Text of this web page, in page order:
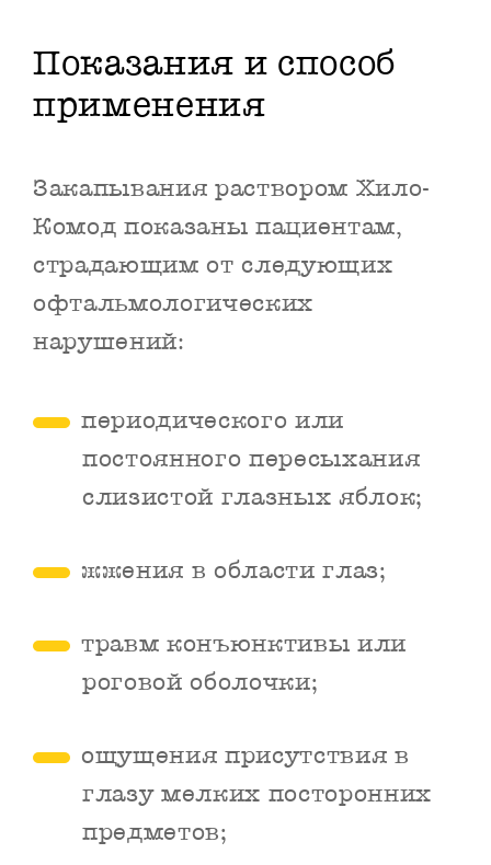
Показания и способ
применения
Закапывания раствором Хило-
Комод показаны пациентам,
страдающим от следующих
офтальмологических
нарушений:
периодического или
постоянного пересыхания
слизистой глазных яблок;
жжения в области глаз;
травм конъюнктивы или
роговой оболочки;
ощущения присутствия в
глазу мелких посторонних
предметов;